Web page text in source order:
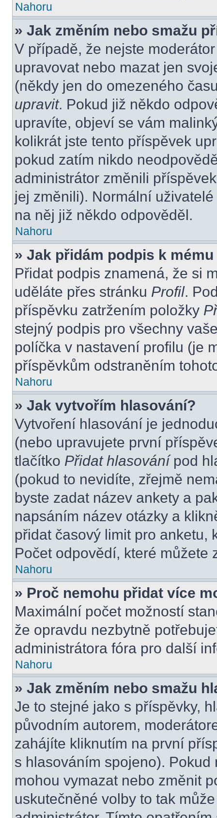
Nahoru
» Jak změním nebo smažu
V případě, že nejste
upravovat nebo mazat jen
(někdy jen do omezeného
upravit. Pokud již někdo
upravíte, objeví se vám
kolikrát jste tento příspěvek
pokud zatím nikdo
administrátor změnili
jej změnili). Normální
na něj již někdo odpověděl.
Nahoru
» Jak přidám podpis k
Přidat podpis znamená, že si
uděláte přes stránku Profil.
příspěvku zatržením položky
stejný podpis pro všechny
políčka v nastavení profilu (je
příspěvkům odstraněním
Nahoru
» Jak vytvořím hlasování?
Vytvoření hlasování je
(nebo upravujete první
tlačítko Přidat hlasovánípod
(pokud to nevidíte, zřejmě
byste zadat název ankety a
napsáním název otázky a
přidat časový limit pro anketu,
Počet odpovědí, které můžete
Nahoru
» Proč nemohu přidat více
Maximální počet možností
že opravdu nezbytně
administrátora fóra pro další
Nahoru
» Jak změním nebo smažu
Je to stejné jako s příspěvky,
původním autorem,
zahájíte kliknutím na první
s hlasováním spojeno).
mohou vymazat nebo změnit
uskutečněné volby to tak